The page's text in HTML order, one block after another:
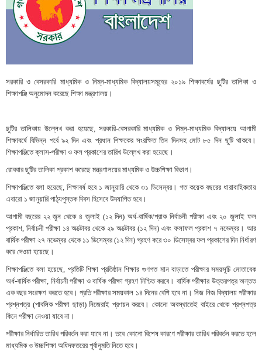
সরকারি ও বেসরকারি মাধ্যমিক ও নিম্ন-মাধ্যমিক বিদ্যালয়সমূহের ২০১৯ শিক্ষাবর্ষের ছুটির তালিকা ও
শিক্ষাপঞ্জি অনুমোদন করেছে শিক্ষা মন্ত্রণালয়।
ছুটির তালিকায় উল্লেখ করা হয়েছে, সরকারি-বেসরকারি মাধ্যমিক ও নিম্ন-মাধ্যমিক বিদ্যালয়ে আগামী
শিক্ষাবর্ষে বিভিন্ন পর্বে ৯২ দিন এবং প্রধান শিক্ষকের সংরক্ষিত তিন দিনসহ মোট ৮৫ দিন ছুটি থাকবে।
শিক্ষাপঞ্জিতে ক্লাস-পরীক্ষা ও ফল প্রকাশের তারিখ উল্লেখ করা হয়েছে।
রোববার ছুটির তালিকা প্রকাশ করেছে মন্ত্রণালয়ের মাধ্যমিক ও উচ্চশিক্ষা বিভাগ।
শিক্ষাপঞ্জিতে বলা হয়েছে, শিক্ষাবর্ষ হবে ১ জানুয়ারি থেকে ৩১ ডিসেম্বর। গত কয়েক বছরের ধারাবাহিকতায়
এবারো ১ জানুয়ারি পাঠ্যপুস্তক দিবস হিসেবে উদযাপিত হবে।
আগামী বছরের ২২ জুন থেকে ৪ জুলাই (১২ দিন) অর্ধ-বার্ষিক/প্রাক নির্বাচনী পরীক্ষা এবং ২০ জুলাই ফল
প্রকাশ, নির্বাচনী পরীক্ষা ১৪ অক্টোবর থেকে ২৯ অক্টোবর (১২ দিন) এবং ফলাফল প্রকাশ ৭ নভেম্বর। আর
বার্ষিক পরীক্ষা ২৭ নভেম্বর থেকে ১১ ডিসেম্বর (১২ দিন) গ্রহণ করে ৩০ ডিসেম্বর ফল প্রকাশের দিন নির্ধারণ
করে দেওয়া হয়েছে।
শিক্ষাপঞ্জিতে বলা হয়েছে, প্রতিটি শিক্ষা প্রতিষ্ঠান শিক্ষার গুণগত মান বাড়াতে পরীক্ষার সময়সূচি মোতাবেক
অর্ধ-বার্ষিক পরীক্ষা, নির্বাচনী পরীক্ষা ও বার্ষিক পরীক্ষা গ্রহণ নিশ্চিত করবে। বার্ষিক পরীক্ষার উত্তরপত্র অন্তত
এক বছর সংরক্ষণ করতে হবে। প্রতি পরীক্ষার সময়কাল ১৪ দিনের বেশি হবে না। নিজ নিজ বিদ্যালয় পরীক্ষার
প্রশ্নপত্র (পাবলিক পরীক্ষা ছাড়া) নিজেরাই প্রণয়ন করবে। কোনো অবস্থাতেই বাইরে থেকে প্রশ্নপত্র
কিনে পরীক্ষা নেওয়া যাবে না।
পরীক্ষার নির্ধারিত তারিখ পরিবর্তন করা যাবে না। তবে কোনো বিশেষ কারণে পরীক্ষার তারিখ পরিবর্তন করতে হলে
মাধ্যমিক ও উচ্চশিক্ষা অধিদফতরের পূর্বানুমতি নিতে হবে।